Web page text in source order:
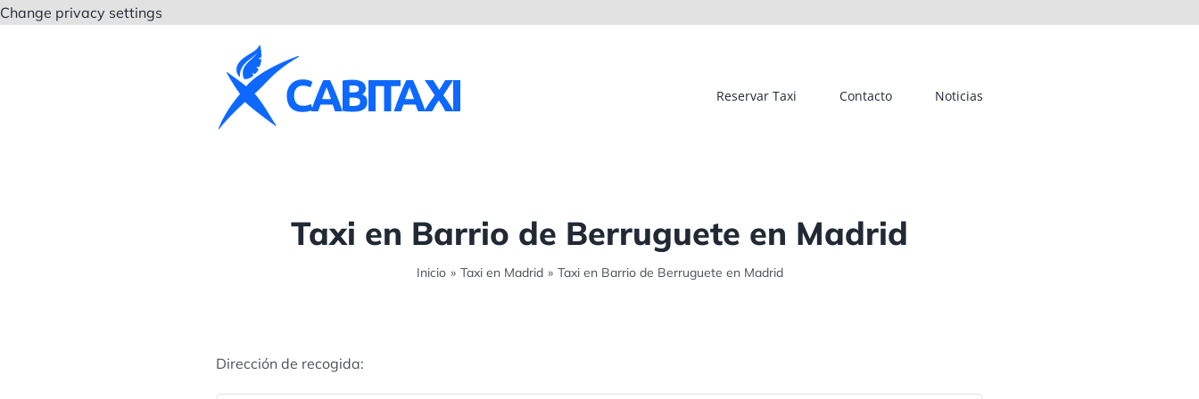
Change privacy settings
Reservar Taxi Contacto Noticias
Taxi en Barrio de Berruguete en Madrid
Inicio » Taxi en Madrid » Taxi en Barrio de Berruguete en Madrid
Dirección de recogida: